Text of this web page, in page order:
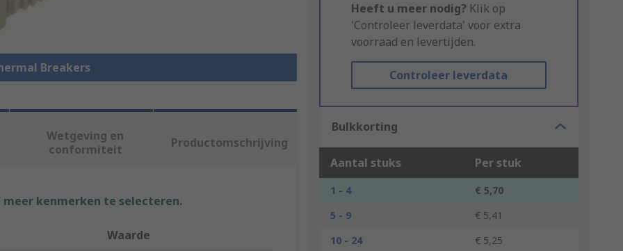
Breakers
Heeft u meer nodig? Klik op
'Controleer leverdata' voor extra
voorraad en levertijden.
Controleer leverdata
Bulkkorting
Aantal stuks Per stuk
1 - 4
€ 5,70
5 - 9
€ 5,41
10 - 24
€ 5,25
Wetgeving en
conformiteit
Productomschrijving
kenmerken te selecteren.
Waarde